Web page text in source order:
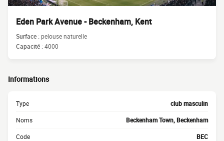
Eden Park Avenue - Beckenham, Kent
Surface :pelouse naturelle
Capacité :4000
Informations
Type club masculin
Noms Beckenham Town, Beckenham
Code BEC